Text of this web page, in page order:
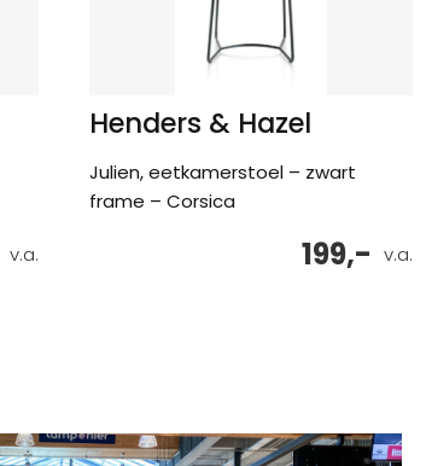
v.a.
Henders & Hazel
Julien, eetkamerstoel – zwart
frame – Corsica
v.a.
199,-